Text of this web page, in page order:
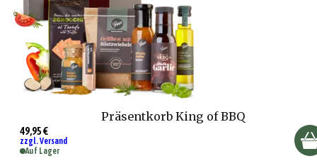
Präsentkorb King of BBQ
49,95 €
zzgl. Versand
Auf Lager